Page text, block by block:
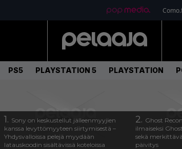
PS5 PLAYSTATION 5 PLAYSTATION
1. Sony on keskustellut jälleenmyyjien
kanssa levyttömyyteen siirtymisestä –
Yhdysvalloissa pelejä myydään
latauskoodin sisältävissä koteloissa
2. Ghost
ilmaiseksi
sekä
päivitys